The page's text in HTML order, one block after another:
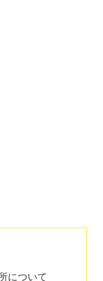
について